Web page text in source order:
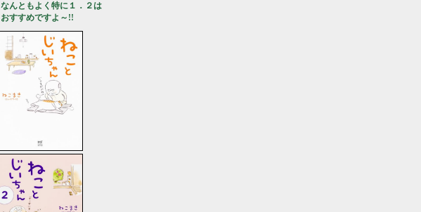
なんともよく特に１．２は
おすすめですよ～!!